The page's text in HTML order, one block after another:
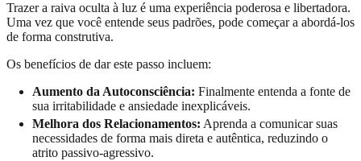
Trazer a raiva oculta à luz é uma experiência poderosa e libertadora.
Uma vez que você entende seus padrões, pode começar a abordá-los
de forma construtiva.
Os benefícios de dar este passo incluem:
Aumento da Autoconsciência: Finalmente entenda a fonte de
sua irritabilidade e ansiedade inexplicáveis.
Melhora dos Relacionamentos: Aprenda a comunicar suas
necessidades de forma mais direta e autêntica, reduzindo o
atrito passivo-agressivo.